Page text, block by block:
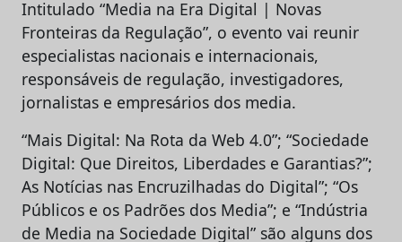
Intitulado “Media na Era Digital | Novas
Fronteiras da Regulação”, o evento vai reunir
especialistas nacionais e internacionais,
responsáveis de regulação, investigadores,
jornalistas e empresários dos media.
“Mais Digital: Na Rota da Web 4.0”; “Sociedade
Digital: Que Direitos, Liberdades e Garantias?”;
As Notícias nas Encruzilhadas do Digital”; “Os
Públicos e os Padrões dos Media”; e “Indústria
de Media na Sociedade Digital” são alguns dos